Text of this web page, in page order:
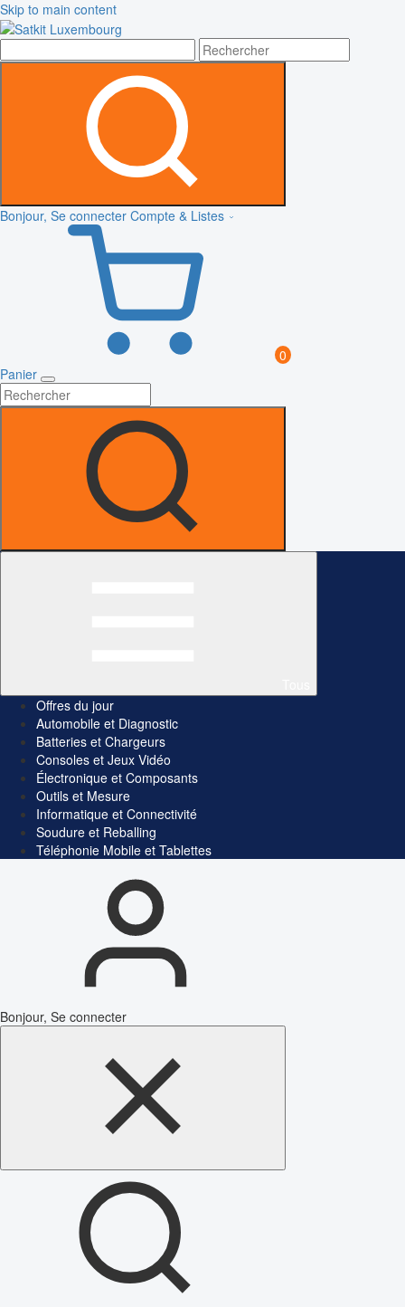
Skip to main content
Bonjour, Se connecter Compte & Listes
0
Panier
Offres du jour
Automobile et Diagnostic
Batteries et Chargeurs
Consoles et Jeux Vidéo
Électronique et Composants
Outils et Mesure
Informatique et Connectivité
Soudure et Reballing
Téléphonie Mobile et Tablettes
Bonjour, Se connecter